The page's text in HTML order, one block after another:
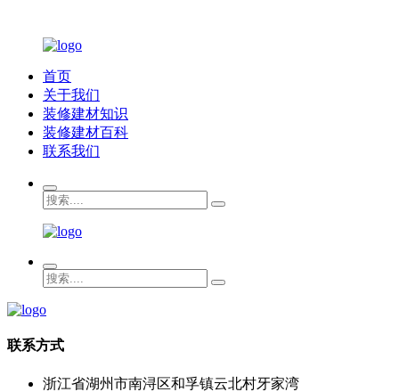
首页
关于我们
装修建材知识
装修建材百科
联系我们
联系方式
浙江省湖州市南浔区和孚镇云北村牙家湾